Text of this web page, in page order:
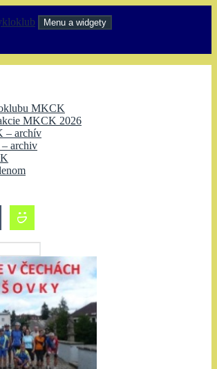
Menu a widgety
MKCK
MKCK 2026
– archív
archiv